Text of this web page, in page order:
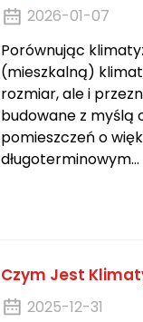
2026-01-07
Porównując
(mieszkalną)
rozmiar, ale i
budowane z myślą
pomieszczeń o
długoterminowym...
Czym Jest
2025-12-31